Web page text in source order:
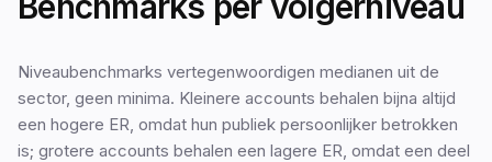
Niveaubenchmarks vertegenwoordigen medianen uit de
sector, geen minima. Kleinere accounts behalen bijna altijd
een hogere ER, omdat hun publiek persoonlijker betrokken
is; grotere accounts behalen een lagere ER, omdat een deel